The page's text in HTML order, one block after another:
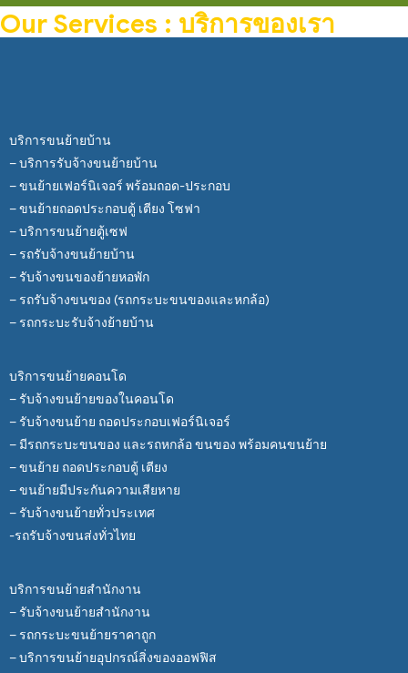
Our Services : บริการของเรา
บริการขนย้ายบ้าน
– บริการรับจ้างขนย้ายบ้าน
– ขนย้ายเฟอร์นิเจอร์ พร้อมถอด-ประกอบ
– ขนย้ายถอดประกอบตู้ เตียง โซฟา
– บริการขนย้ายตู้เซฟ
– รถรับจ้างขนย้ายบ้าน
– รับจ้างขนของย้ายหอพัก
– รถรับจ้างขนของ (รถกระบะขนของและหกล้อ)
– รถกระบะรับจ้างย้ายบ้าน
บริการขนย้ายคอนโด
– รับจ้างขนย้ายของในคอนโด
– รับจ้างขนย้าย ถอดประกอบเฟอร์นิเจอร์
– มีรถกระบะขนของ และรถหกล้อ ขนของ พร้อมคนขนย้าย
– ขนย้าย ถอดประกอบตู้ เตียง
– ขนย้ายมีประกันความเสียหาย
– รับจ้างขนย้ายทั่วประเทศ
-รถรับจ้างขนส่งทั่วไทย
บริการขนย้ายสำนักงาน
– รับจ้างขนย้ายสำนักงาน
– รถกระบะขนย้ายราคาถูก
– บริการขนย้ายอุปกรณ์สิ่งของออฟฟิส